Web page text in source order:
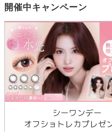
開催中キャンペーン
シーワンデー
オフショトレカプレゼ